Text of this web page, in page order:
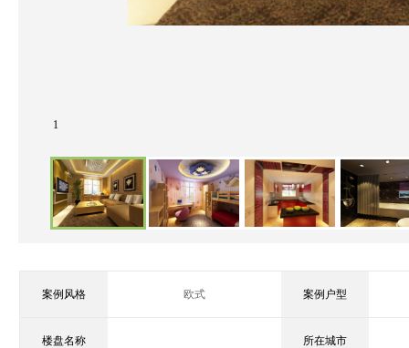
1
案例风格 欧式 案例户型
楼盘名称 所在城市